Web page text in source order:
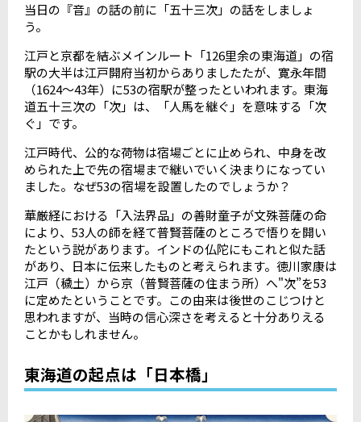
当日の『音』の話の前に「五十三次」の話をしましょ
う。
江戸と京都を結ぶメインルート「126里余の東海道」の宿
駅の大半は江戸開府当初からありましたたが、寛永年間
（1624～43年）に53の宿駅が整ったといわれます。東海
道五十三次の「次」は、「人馬を継ぐ」を意味する「次
ぐ」です。
江戸時代、公的な荷物は宿場ごとに止められ、中身を改
められた上で先の宿場まで継いでいく決まりになってい
ました。なぜ53の宿場を設置したのでしょうか？
華厳経における「入法界品」の善財童子が文殊菩薩の命
により、53人の師を経て普賢菩薩のところで悟りを開い
たという説があります。インドの仏陀にもこれと似た話
があり、日本に伝来したものと考えられます。徳川家康は
江戸（穢土）から京（普賢菩薩の住まう所）へ"次”を53
に定めたということです。この由来は後世のこじつけと
思われますが、当時の信心深さを考えると十分ありえる
ことかもしれません。
東海道の起点は「日本橋」